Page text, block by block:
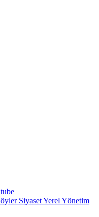
SiyasetYerel Yönetim